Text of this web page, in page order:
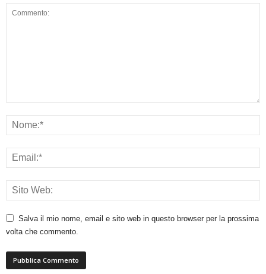
Salva il mio nome, email e sito web in questo browser per la prossima
volta che commento.